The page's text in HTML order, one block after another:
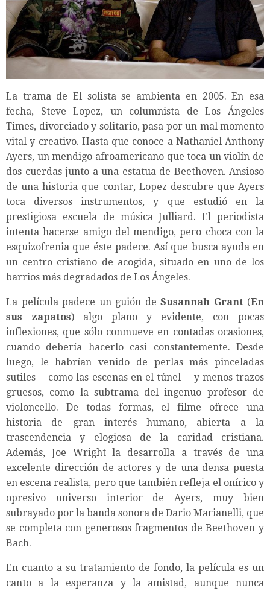
La trama de El solista se ambienta en 2005. En esa
fecha, Steve Lopez, un columnista de Los Ángeles
Times, divorciado y solitario, pasa por un mal momento
vital y creativo. Hasta que conoce a Nathaniel Anthony
Ayers, un mendigo afroamericano que toca un violín de
dos cuerdas junto a una estatua de Beethoven. Ansioso
de una historia que contar, Lopez descubre que Ayers
toca diversos instrumentos, y que estudió en la
prestigiosa escuela de música Julliard. El periodista
intenta hacerse amigo del mendigo, pero choca con la
esquizofrenia que éste padece. Así que busca ayuda en
un centro cristiano de acogida, situado en uno de los
barrios más degradados de Los Ángeles.
La película padece un guión de Susannah Grant(En
sus zapatos) algo plano y evidente, con pocas
inflexiones, que sólo conmueve en contadas ocasiones,
cuando debería hacerlo casi constantemente. Desde
luego, le habrían venido de perlas más pinceladas
sutiles —como las escenas en el túnel— y menos trazos
gruesos, como la subtrama del ingenuo profesor de
violoncello. De todas formas, el filme ofrece una
historia de gran interés humano, abierta a la
trascendencia y elogiosa de la caridad cristiana.
Además, Joe Wright la desarrolla a través de una
excelente dirección de actores y de una densa puesta
en escena realista, pero que también refleja el onírico y
opresivo universo interior de Ayers, muy bien
subrayado por la banda sonora de Dario Marianelli, que
se completa con generosos fragmentos de Beethoven y
Bach.
En cuanto a su tratamiento de fondo, la película es un
canto a la esperanza y la amistad, aunque nunca